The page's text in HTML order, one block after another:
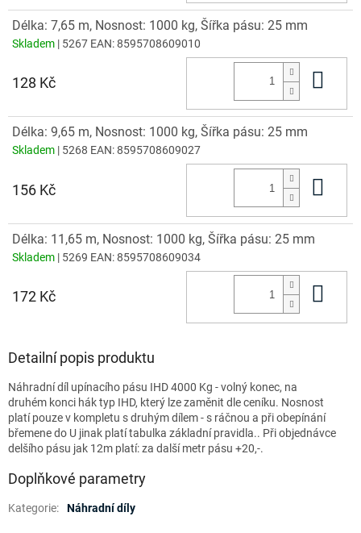
Délka: 7,65 m, Nosnost: 1000 kg, Šířka pásu: 25 mm
Skladem | 5267 EAN:8595708609010
128 Kč
Délka: 9,65 m, Nosnost: 1000 kg, Šířka pásu: 25 mm
Skladem | 5268 EAN:8595708609027
156 Kč
Délka: 11,65 m, Nosnost: 1000 kg, Šířka pásu: 25 mm
Skladem | 5269 EAN:8595708609034
172 Kč
Detailní popis produktu
Náhradní díl upínacího pásu IHD 4000 Kg - volný konec, na
druhém konci hák typ IHD, který lze zaměnit dle ceníku. Nosnost
platí pouze v kompletu s druhým dílem - s ráčnou a při obepínání
břemene do U jinak platí tabulka základní pravidla.. Při objednávce
delšího pásu jak 12m platí: za další metr pásu +20,-.
Doplňkové parametry
Kategorie: Náhradní díly